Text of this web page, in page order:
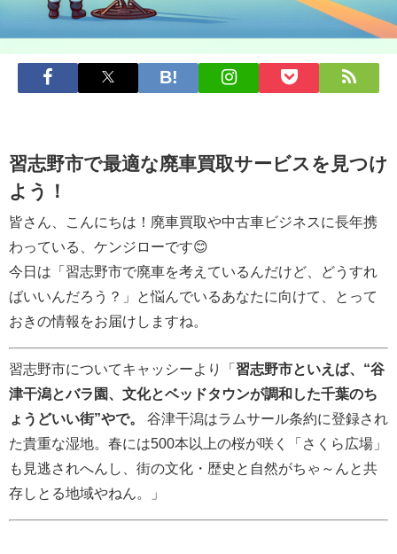
習志野市で最適な廃車買取サービスを見つけ
よう！
皆さん、こんにちは！廃車買取や中古車ビジネスに長年携
わっている、ケンジローです😊
今日は「習志野市で廃車を考えているんだけど、どうすれ
ばいいんだろう？」と悩んでいるあなたに向けて、とって
おきの情報をお届けしますね。
習志野市についてキャッシーより「 習志野市といえば、“谷
津干潟とバラ園、文化とベッドタウンが調和した千葉のち
ょうどいい街”やで。
谷津干潟はラムサール条約に登録され
た貴重な湿地。春には500本以上の桜が咲く「さくら広場」
も見逃されへんし、街の文化・歴史と自然がちゃ～んと共
存しとる地域やねん。」